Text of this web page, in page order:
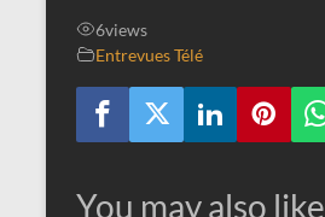
6views
Entrevues Télé
You may also like